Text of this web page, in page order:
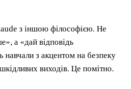
з іншою філософією. Не
а «дай відповідь
з акцентом на безпеку
виходів. Це помітно.